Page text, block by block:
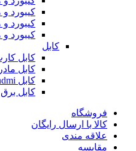
کیبورد
کیبورد
کیبورد
کابل
کابل
کابل
کابل hdmi
کابل برق
فروشگاه
کالا با ارسال رایگان
علاقه مندی
مقایسه